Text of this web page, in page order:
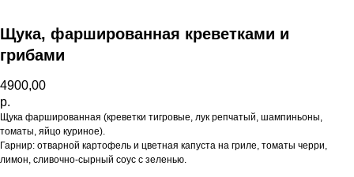
Щука, фаршированная креветками и
грибами
4900,00
р.
Щука фаршированная (креветки тигровые, лук репчатый, шампиньоны,
томаты, яйцо куриное).
Гарнир: отварной картофель и цветная капуста на гриле, томаты черри,
лимон, сливочно-сырный соус с зеленью.